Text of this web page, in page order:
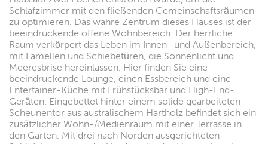
Schlafzimmer mit den fließenden Gemeinschaftsräumen
zu optimieren. Das wahre Zentrum dieses Hauses ist der
beeindruckende offene Wohnbereich. Der herrliche
Raum verkörpert das Leben im Innen- und Außenbereich,
mit Lamellen und Schiebetüren, die Sonnenlicht und
Meeresbrise hereinlassen. Hier finden Sie eine
beeindruckende Lounge, einen Essbereich und eine
Entertainer-Küche mit Frühstücksbar und High-End-
Geräten. Eingebettet hinter einem solide gearbeiteten
Scheunentor aus australischem Hartholz befindet sich ein
zusätzlicher Wohn-/Medienraum mit einer Terrasse in
den Garten. Mit drei nach Norden ausgerichteten